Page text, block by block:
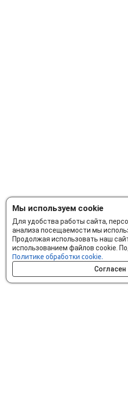
Мы используем cookie
Для удобства работы сайта,
анализа посещаемости мы
Продолжая использовать наш
использованием файлов cookie.
Политике обработки cookie.
Согласен